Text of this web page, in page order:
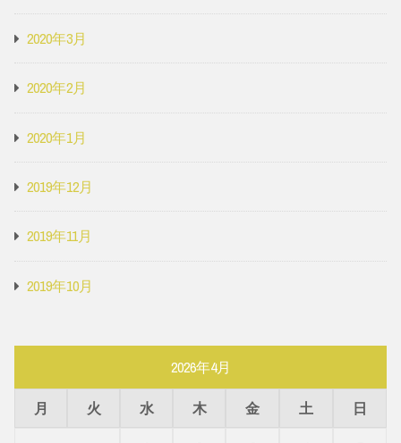
2020年3月
2020年2月
2020年1月
2019年12月
2019年11月
2019年10月
2026年4月
月 火 水 木 金 土
日